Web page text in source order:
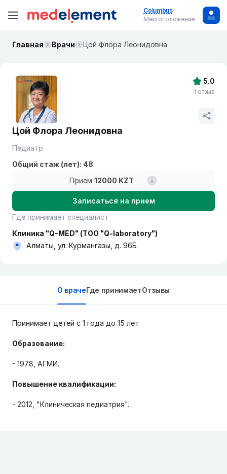
Columbus
Местоположение
Главная Врачи Цой Флора Леонидовна
Цой Флора Леонидовна
Педиатр
Общий стаж (лет): 48
Прием 12000 KZT
Записаться на прием
Где принимает специалист
Клиника "Q-MED" (ТОО "Q-laboratory")
Алматы, ул. Курмангазы, д. 96Б
5.0
1 отзыв
О врачеГде принимаетОтзывы
Принимает детей с 1 года до 15 лет
Образование:
- 1978, АГМИ.
Повышение квалификации:
- 2012, "Клиническая педиатрия".